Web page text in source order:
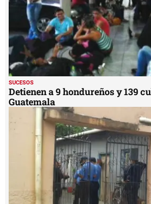
SUCESOS
Detienen a 9 hondureños y 139
Guatemala